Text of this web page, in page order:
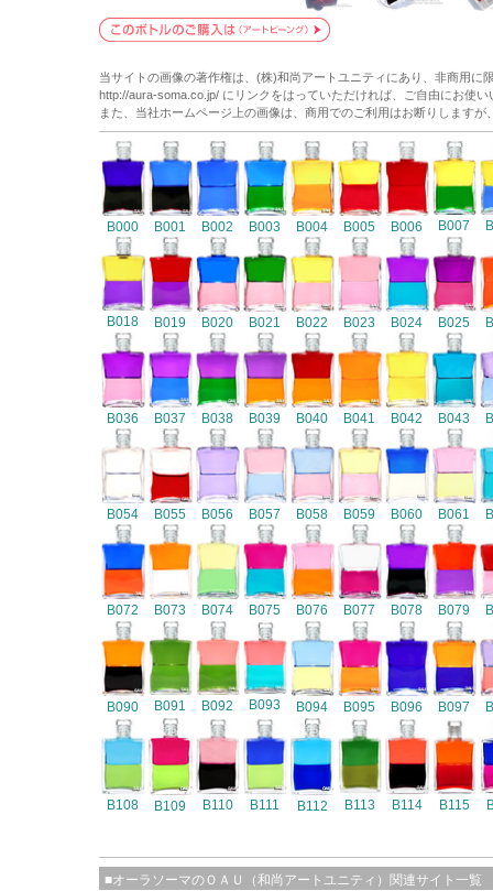
当サイトの画像の著作権は、(株)和尚アートユニティにあり、非商用
http://aura-soma.co.jp/ にリンクをはっていただければ、ご自由にお使い
また、当社ホームページ上の画像は、商用でのご利用はお断りします
B000 B001 B002 B003 B004 B005 B006 B007
B018 B019 B020 B021 B022 B023 B024 B025
B036 B037 B038 B039 B040 B041 B042 B043
B054 B055 B056 B057 B058 B059 B060 B061
B072 B073 B074 B075 B076 B077 B078 B079
B090 B091 B092 B093 B094 B095 B096 B097
B108 B109 B110 B111 B112 B113 B114 B115
■オーラソーマのＯＡＵ（和尚アートユニティ）関連サイト一覧